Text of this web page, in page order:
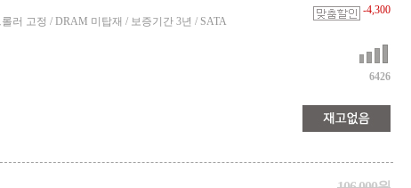
러 고정 / DRAM 미탑재 / 보증기간 3년 / SATA
-4,300
6426